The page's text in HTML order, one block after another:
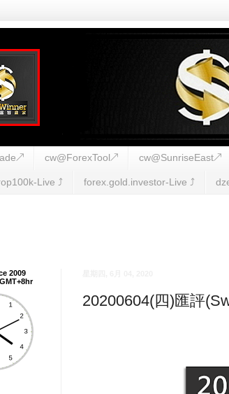
cw@ForexTool↗ cw@SunriseEast↗
Live ⤴︎ forex.gold.investor-Live ⤴︎
20200604(四)匯評
2009